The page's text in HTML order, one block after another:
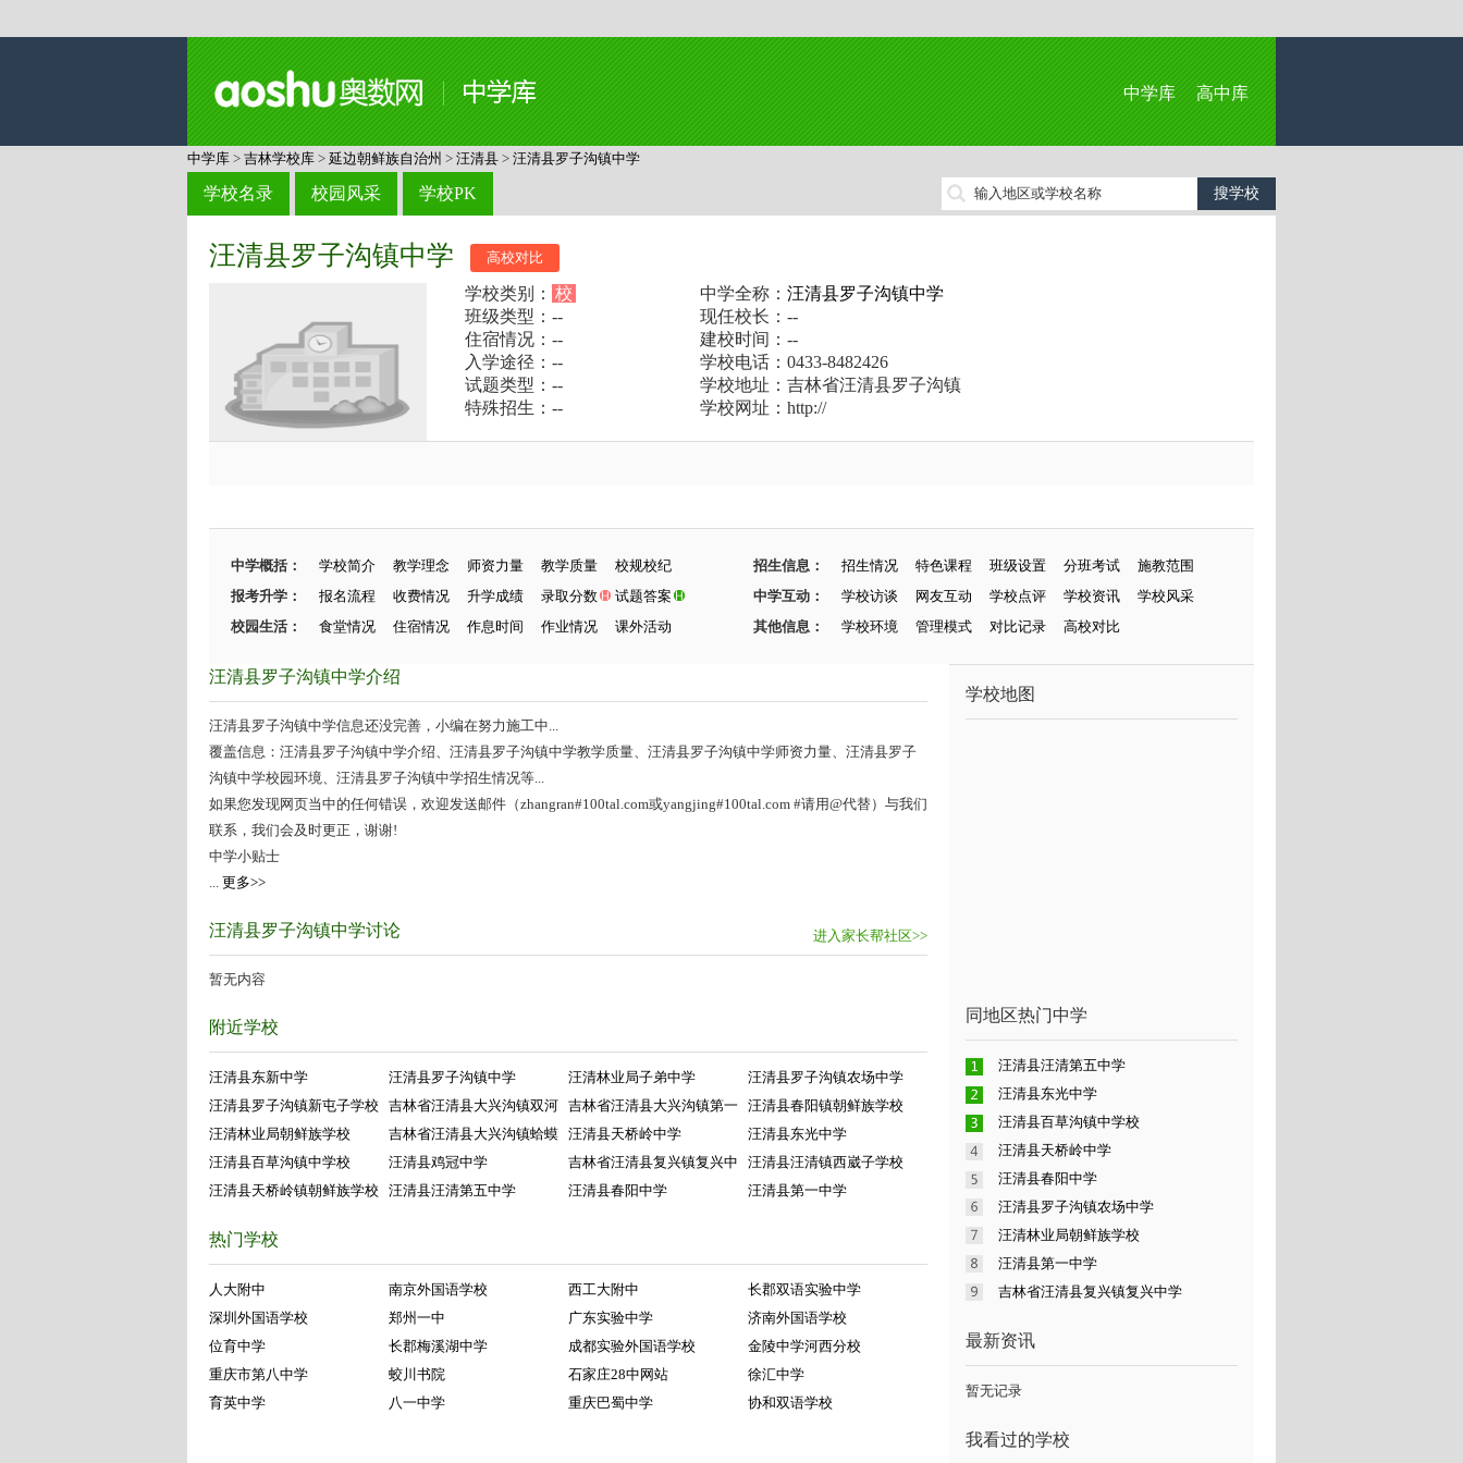
中学库 高中库
中学库 > 吉林学校库 > 延边朝鲜族自治州 > 汪清县 > 汪清县罗子沟镇中学
学校名录 校园风采 学校PK
汪清县罗子沟镇中学 高校对比
学校类别： 校 中学全称： 汪清县罗子沟镇中学
班级类型：--
现任校长：--
住宿情况：--
建校时间：--
入学途径：--
学校电话：0433-8482426
试题类型：--
学校地址：吉林省汪清县罗子沟镇
特殊招生：--
学校网址：http://
中学概括： 学校简介 教学理念 师资力量 教学质量 校规校纪 招生信息： 招生情况 特色课程 班级设置 分班考试
施教范围
报考升学：
报名流程 收费情况 升学成绩 录取分数 试题答案 中学互动： 学校访谈 网友互动 学校点评 学校资讯
学校风采
校园生活：
食堂情况 住宿情况 作息时间 作业情况 课外活动 其他信息： 学校环境 管理模式 对比记录 高校对比
汪清县罗子沟镇中学介绍
汪清县罗子沟镇中学信息还没完善，小编在努力施工中...
覆盖信息：汪清县罗子沟镇中学介绍、汪清县罗子沟镇中学教学质量、汪清县罗子沟镇中学师资力量、汪清县罗子
沟镇中学校园环境、汪清县罗子沟镇中学招生情况等...
如果您发现网页当中的任何错误，欢迎发送邮件（zhangran#100tal.com或yangjing#100tal.com #请用@代替）与我们
联系，我们会及时更正，谢谢!
中学小贴士
... 更多>>
进入家长帮社区>>
汪清县罗子沟镇中学讨论
暂无内容
附近学校
汪清县东新中学 汪清县罗子沟镇中学 汪清林业局子弟中学
汪清县罗子沟镇农场中学
汪清县罗子沟镇新屯子学校
吉林省汪清县大兴沟镇双河 吉林省汪清县大兴沟镇第一 汪清县春阳镇朝鲜族学校
汪清林业局朝鲜族学校
吉林省汪清县大兴沟镇蛤蟆 汪清县天桥岭中学
汪清县东光中学
汪清县百草沟镇中学校
汪清县鸡冠中学 吉林省汪清县复兴镇复兴中
汪清县汪清镇西崴子学校
汪清县天桥岭镇朝鲜族学校
汪清县汪清第五中学 汪清县春阳中学 汪清县第一中学
热门学校
人大附中 南京外国语学校 西工大附中
长郡双语实验中学
深圳外国语学校
郑州一中 广东实验中学
济南外国语学校
位育中学
长郡梅溪湖中学 成都实验外国语学校
金陵中学河西分校
重庆市第八中学
蛟川书院 石家庄28中网站
徐汇中学
育英中学
八一中学 重庆巴蜀中学 协和双语学校
学校地图
同地区热门中学
汪清县汪清第五中学
汪清县东光中学
汪清县百草沟镇中学校
汪清县天桥岭中学
汪清县春阳中学
汪清县罗子沟镇农场中学
汪清林业局朝鲜族学校
汪清县第一中学
吉林省汪清县复兴镇复兴中学
最新资讯
暂无记录
我看过的学校